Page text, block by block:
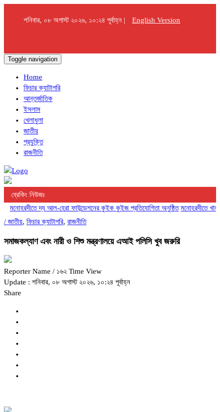
শনিবার, ০৮ অগাস্ট ২০২৬, ১০:২৪ পূর্বাহ্ন | English Version
Toggle navigation
Home
ফিচার ক্যাটাগরি
আন্তর্জাতিক
ইসলাম
খেলাধুলা
জাতীয়
প্রযুক্তি
রাজনীতি
ব্রেকিং নিউজঃ
মনোহরদীতে দ্য আল-হেরা ফাউন্ডেশনের কুইক কুইজ প্রতিযোগিতা অনুষ্ঠিত মনোহরদীতে খাল
/ জাতীয়, ফিচার ক্যাটাগরি, রাজনীতি
সমাজকল্যাণ এবং নারী ও শিশু মন্ত্রণালয়ে এআই পলিসি খুব জরুরি
Reporter Name / ১৬২ Time View
Update : শনিবার, ০৮ অগাস্ট ২০২৬, ১০:২৪ পূর্বাহ্ন
Share